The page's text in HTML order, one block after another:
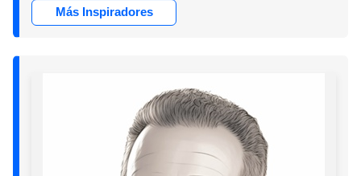
Más Inspiradores